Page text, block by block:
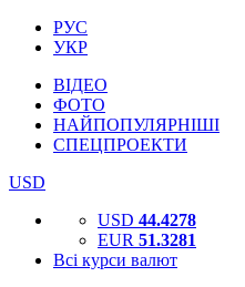
РУС
УКР
ВІДЕО
ФОТО
НАЙПОПУЛЯРНІШІ
СПЕЦПРОЕКТИ
USD
USD 44.4278
EUR 51.3281
Всі курси валют